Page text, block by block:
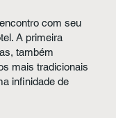
com seu
A primeira
também
mais tradicionais
infinidade de